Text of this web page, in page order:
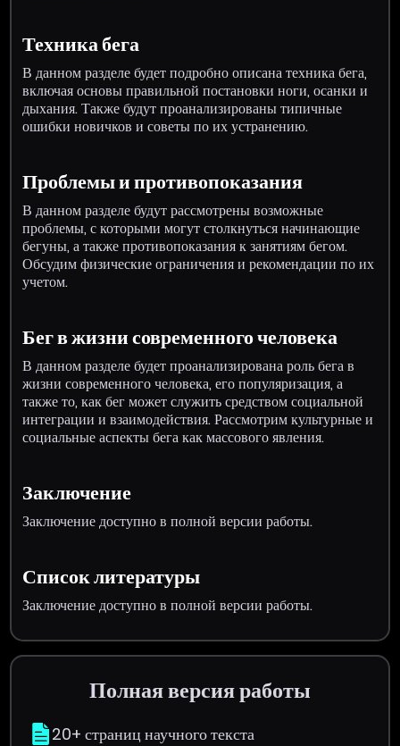
Техника бега
В данном разделе будет подробно описана техника бега,
включая основы правильной постановки ноги, осанки и
дыхания. Также будут проанализированы типичные
ошибки новичков и советы по их устранению.
Проблемы и противопоказания
В данном разделе будут рассмотрены возможные
проблемы, с которыми могут столкнуться начинающие
бегуны, а также противопоказания к занятиям бегом.
Обсудим физические ограничения и рекомендации по их
учетом.
Бег в жизни современного человека
В данном разделе будет проанализирована роль бега в
жизни современного человека, его популяризация, а
также то, как бег может служить средством социальной
интеграции и взаимодействия. Рассмотрим культурные и
социальные аспекты бега как массового явления.
Заключение
Заключение доступно в полной версии работы.
Список литературы
Заключение доступно в полной версии работы.
Полная версия работы
20+ страниц научного текста